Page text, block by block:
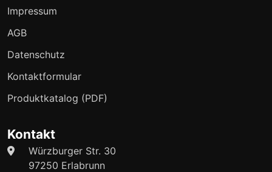
Impressum
AGB
Datenschutz
Kontaktformular
Produktkatalog (PDF)
Kontakt
Würzburger Str. 30
97250 Erlabrunn